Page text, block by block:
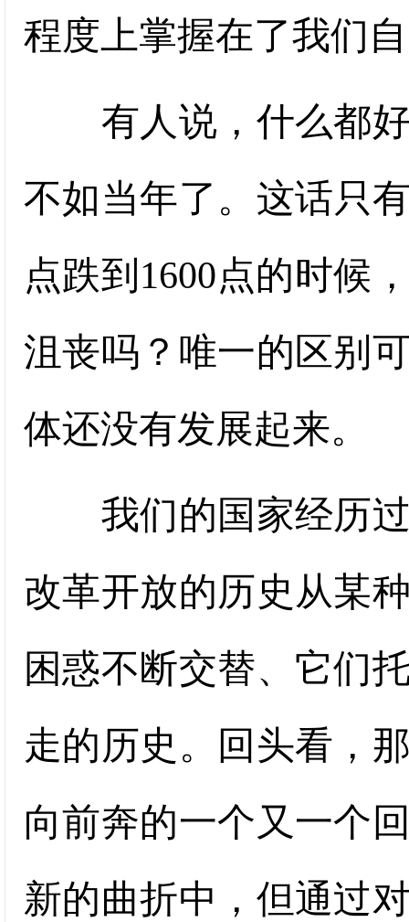
程度上掌握在了我们
有人说，什么都好
不如当年了。这话只
点跌到1600点的时候
沮丧吗？唯一的区别
体还没有发展起来。
我们的国家经历过
改革开放的历史从某
困惑不断交替、它们
走的历史。回头看，
向前奔的一个又一个
新的曲折中，但通过